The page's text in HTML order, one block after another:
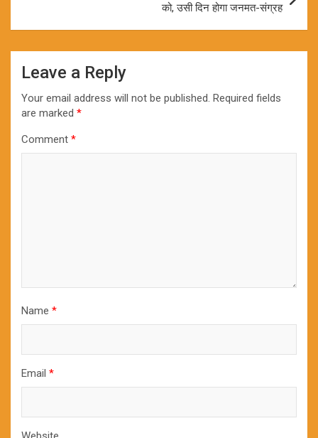
को, उसी दिन होगा जनमत-संग्रह
Leave a Reply
Your email address will not be published. Required fields
are marked *
Comment *
Name *
Email *